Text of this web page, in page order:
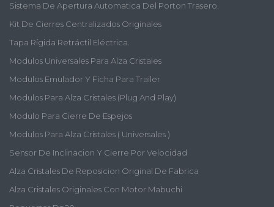
Sistema De Apertura Automatica Del Porton Trasero.
Kit De Cierres Centralizados Originales
Tapa Rígida Retráctil Eléctrica.
Modulos Universales Para Alza Cristales
Modulos Emulador Y Ficha Para Trailer
Modulos Para Alza Cristales (plug And Play)
Modulo Para Cierre De Espejos
Modulos Para Alza Cristales ( Universales )
Sensor De Inclinacion Y Cierre Por Velocidad
Alza Cristales De Reposicion Original De Fabrica
Alza Cristales Originales Con Motor Mabuchi